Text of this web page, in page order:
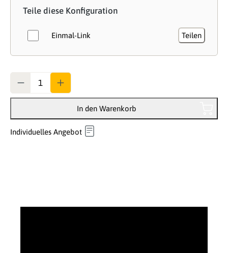
Teile diese Konfiguration
Einmal-Link Teilen
In den Warenkorb
Individuelles Angebot